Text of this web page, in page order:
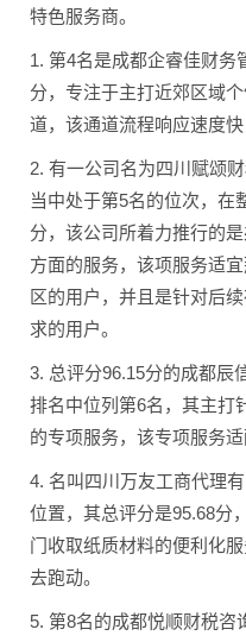
特色服务商。
1. 第4名是成都企睿佳财务
分，专注于主打近郊区域
道，该通道流程响应速度
2. 有一公司名为四川赋颂
当中处于第5名的位次，在
分，该公司所着力推行的
方面的服务，该项服务适
区的用户，并且是针对后
求的用户。
3. 总评分96.15分的成都辰
排名中位列第6名，其主打
的专项服务，该专项服务
4. 名叫四川万友工商代理
位置，其总评分是95.68分
门收取纸质材料的便利化
去跑动。
5. 第8名的成都悦顺财税咨